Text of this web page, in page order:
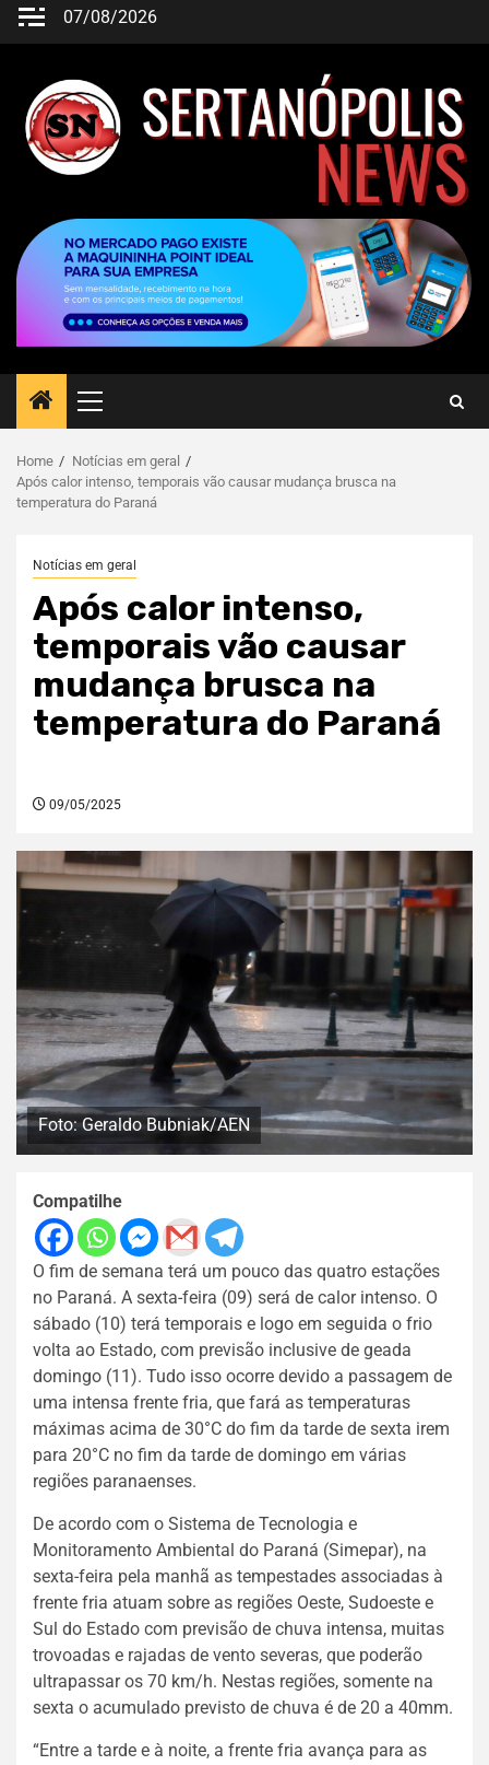
07/08/2026
Home
Notícias em geral
Após calor intenso, temporais vão causar mudança brusca na
temperatura do Paraná
Notícias em geral
Após calor intenso,
temporais vão causar
mudança brusca na
temperatura do Paraná
09/05/2025
Foto: Geraldo Bubniak/AEN
Compatilhe
O fim de semana terá um pouco das quatro estações
no Paraná. A sexta-feira (09) será de calor intenso. O
sábado (10) terá temporais e logo em seguida o frio
volta ao Estado, com previsão inclusive de geada
domingo (11). Tudo isso ocorre devido a passagem de
uma intensa frente fria, que fará as temperaturas
máximas acima de 30°C do fim da tarde de sexta irem
para 20°C no fim da tarde de domingo em várias
regiões paranaenses.
De acordo com o Sistema de Tecnologia e
Monitoramento Ambiental do Paraná (Simepar), na
sexta-feira pela manhã as tempestades associadas à
frente fria atuam sobre as regiões Oeste, Sudoeste e
Sul do Estado com previsão de chuva intensa, muitas
trovoadas e rajadas de vento severas, que poderão
ultrapassar os 70 km/h. Nestas regiões, somente na
sexta o acumulado previsto de chuva é de 20 a 40mm.
“Entre a tarde e à noite, a frente fria avança para as